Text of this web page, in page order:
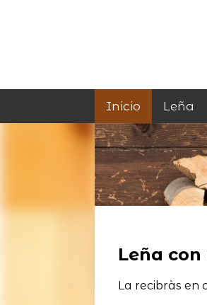
Inicio Leña
Leña
La recibràs en